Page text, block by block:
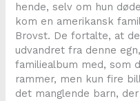
hende, selv om hun
kom en amerikansk
Brovst. De fortalte, at
udvandret fra denne
familiealbum med, som
rammer, men kun fire
det manglende barn,